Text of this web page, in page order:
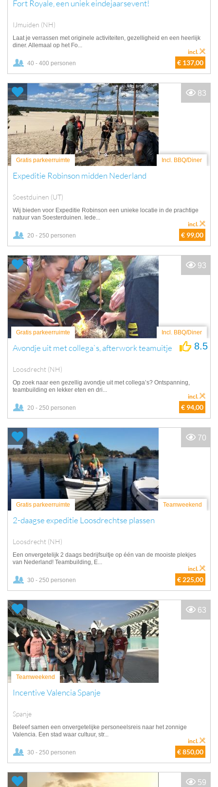
Fort Royale, een uniek eindejaarsevent!
IJmuiden (NH)
Laat je verrassen met originele activiteiten, gezelligheid en een heerlijk
diner. Allemaal op het Fo...
40 - 400 personen € 137,00
incl.
Gratis parkeerruimte Incl. BBQ/Diner
Expeditie Robinson midden Nederland
Soestduinen (UT)
Wij bieden voor Expeditie Robinson een unieke locatie in de prachtige
natuur van Soesterduinen. Iede...
20 - 250 personen € 99,00
incl.
83
Gratis parkeerruimte Incl. BBQ/Diner
Avondje uit met collega`s, afterwork teamuitje
Loosdrecht (NH)
8.5
Op zoek naar een gezellig avondje uit met collega’s? Ontspanning,
teambuilding en lekker eten en dri...
20 - 250 personen € 94,00
incl.
93
Gratis parkeerruimte Teamweekend
2-daagse expeditie Loosdrechtse plassen
Loosdrecht (NH)
Een onvergetelijk 2 daags bedrijfsuitje op één van de mooiste plekjes
van Nederland! Teambuilding, E...
30 - 250 personen € 225,00
incl.
70
Teamweekend
Incentive Valencia Spanje
Spanje
Beleef samen een onvergetelijke personeelsreis naar het zonnige
Valencia. Een stad waar cultuur, str...
30 - 250 personen € 850,00
incl.
63
59